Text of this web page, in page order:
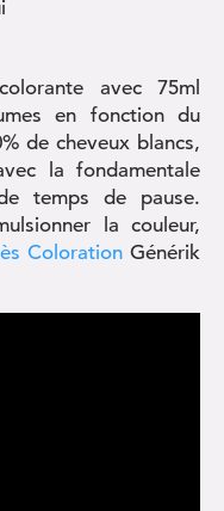
avec 75ml
en fonction du
de cheveux blancs,
la fondamentale
temps de pause.
la couleur,
Coloration Générik